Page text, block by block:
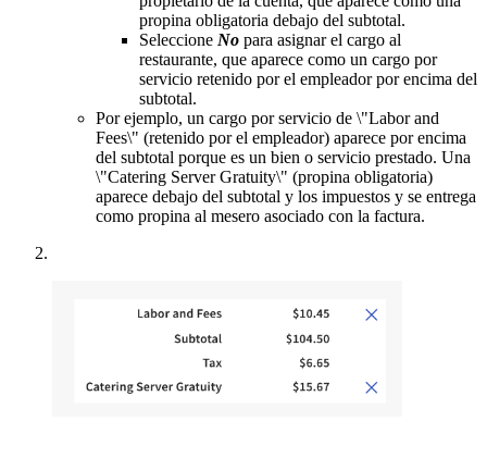
propina obligatoria debajo del subtotal.
Seleccione No para asignar el cargo al
restaurante, que aparece como un cargo por
servicio retenido por el empleador por encima del
subtotal.
Por ejemplo, un cargo por servicio de \"Labor and
Fees\" (retenido por el empleador) aparece por encima
del subtotal porque es un bien o servicio prestado. Una
\"Catering Server Gratuity\" (propina obligatoria)
aparece debajo del subtotal y los impuestos y se entrega
como propina al mesero asociado con la factura.